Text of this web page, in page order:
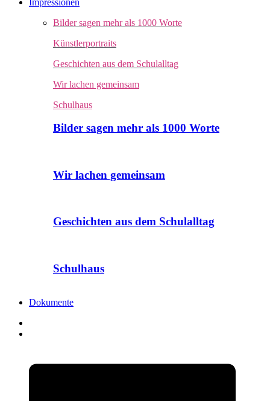
Bilder sagen mehr als 1000 Worte
Künstlerportraits
Geschichten aus dem Schulalltag
Wir lachen gemeinsam
Schulhaus
Bilder sagen mehr als 1000 Worte
Wir lachen gemeinsam
Geschichten aus dem Schulalltag
Schulhaus
Dokumente